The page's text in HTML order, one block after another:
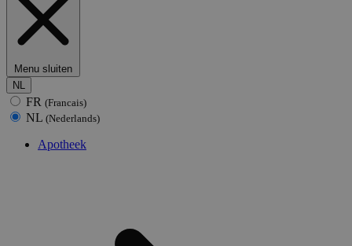
Menu sluiten
NL
FR (Francais)
NL (Nederlands)
Apotheek